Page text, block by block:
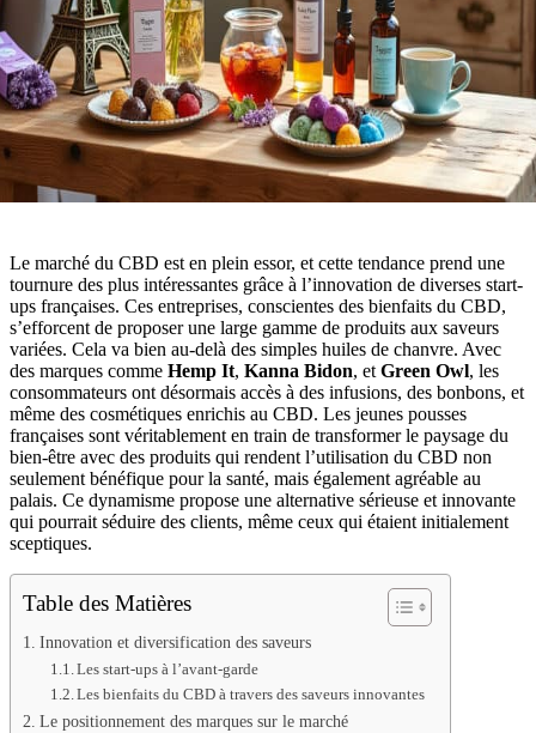
Le marché du CBD est en plein essor, et cette tendance prend une
tournure des plus intéressantes grâce à l’innovation de diverses start-
ups françaises. Ces entreprises, conscientes des bienfaits du CBD,
s’efforcent de proposer une large gamme de produits aux saveurs
variées. Cela va bien au-delà des simples huiles de chanvre. Avec
des marques comme Hemp It, Kanna Bidon, et Green Owl, les
consommateurs ont désormais accès à des infusions, des bonbons, et
même des cosmétiques enrichis au CBD. Les jeunes pousses
françaises sont véritablement en train de transformer le paysage du
bien-être avec des produits qui rendent l’utilisation du CBD non
seulement bénéfique pour la santé, mais également agréable au
palais. Ce dynamisme propose une alternative sérieuse et innovante
qui pourrait séduire des clients, même ceux qui étaient initialement
sceptiques.
Table des Matières
Innovation et diversification des saveurs
Les start-ups à l’avant-garde
Les bienfaits du CBD à travers des saveurs innovantes
Le positionnement des marques sur le marché